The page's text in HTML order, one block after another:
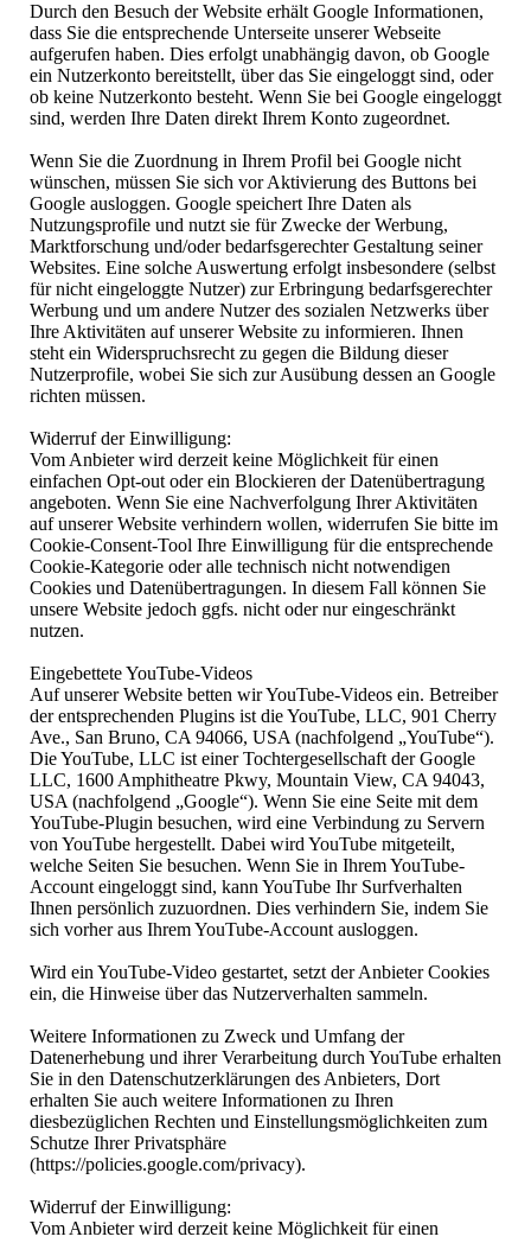
Durch den Besuch der Website erhält Google Informationen,
dass Sie die entsprechende Unterseite unserer Webseite
aufgerufen haben. Dies erfolgt unabhängig davon, ob Google
ein Nutzerkonto bereitstellt, über das Sie eingeloggt sind, oder
ob keine Nutzerkonto besteht. Wenn Sie bei Google eingeloggt
sind, werden Ihre Daten direkt Ihrem Konto zugeordnet.
Wenn Sie die Zuordnung in Ihrem Profil bei Google nicht
wünschen, müssen Sie sich vor Aktivierung des Buttons bei
Google ausloggen. Google speichert Ihre Daten als
Nutzungsprofile und nutzt sie für Zwecke der Werbung,
Marktforschung und/oder bedarfsgerechter Gestaltung seiner
Websites. Eine solche Auswertung erfolgt insbesondere (selbst
für nicht eingeloggte Nutzer) zur Erbringung bedarfsgerechter
Werbung und um andere Nutzer des sozialen Netzwerks über
Ihre Aktivitäten auf unserer Website zu informieren. Ihnen
steht ein Widerspruchsrecht zu gegen die Bildung dieser
Nutzerprofile, wobei Sie sich zur Ausübung dessen an Google
richten müssen.
Widerruf der Einwilligung:
Vom Anbieter wird derzeit keine Möglichkeit für einen
einfachen Opt-out oder ein Blockieren der Datenübertragung
angeboten. Wenn Sie eine Nachverfolgung Ihrer Aktivitäten
auf unserer Website verhindern wollen, widerrufen Sie bitte im
Cookie-Consent-Tool Ihre Einwilligung für die entsprechende
Cookie-Kategorie oder alle technisch nicht notwendigen
Cookies und Datenübertragungen. In diesem Fall können Sie
unsere Website jedoch ggfs. nicht oder nur eingeschränkt
nutzen.
Eingebettete YouTube-Videos
Auf unserer Website betten wir YouTube-Videos ein. Betreiber
der entsprechenden Plugins ist die YouTube, LLC, 901 Cherry
Ave., San Bruno, CA 94066, USA (nachfolgend „YouTube“).
Die YouTube, LLC ist einer Tochtergesellschaft der Google
LLC, 1600 Amphitheatre Pkwy, Mountain View, CA 94043,
USA (nachfolgend „Google“). Wenn Sie eine Seite mit dem
YouTube-Plugin besuchen, wird eine Verbindung zu Servern
von YouTube hergestellt. Dabei wird YouTube mitgeteilt,
welche Seiten Sie besuchen. Wenn Sie in Ihrem YouTube-
Account eingeloggt sind, kann YouTube Ihr Surfverhalten
Ihnen persönlich zuzuordnen. Dies verhindern Sie, indem Sie
sich vorher aus Ihrem YouTube-Account ausloggen.
Wird ein YouTube-Video gestartet, setzt der Anbieter Cookies
ein, die Hinweise über das Nutzerverhalten sammeln.
Weitere Informationen zu Zweck und Umfang der
Datenerhebung und ihrer Verarbeitung durch YouTube erhalten
Sie in den Datenschutzerklärungen des Anbieters, Dort
erhalten Sie auch weitere Informationen zu Ihren
diesbezüglichen Rechten und Einstellungsmöglichkeiten zum
Schutze Ihrer Privatsphäre
(https://policies.google.com/privacy).
Widerruf der Einwilligung:
Vom Anbieter wird derzeit keine Möglichkeit für einen